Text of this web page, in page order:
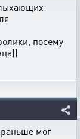
посему
мог